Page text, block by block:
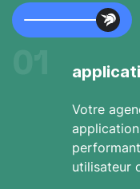
Votre
utilisateur